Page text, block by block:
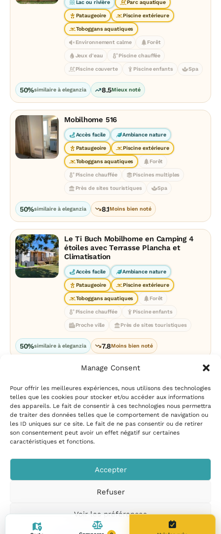
Manage Consent
Pour offrir les meilleures expériences, nous utilisons des technologies
telles que les cookies pour stocker et/ou accéder aux informations
des appareils. Le fait de consentir à ces technologies nous permettra
de traiter des données telles que le comportement de navigation ou
les ID uniques sur ce site. Le fait de ne pas consentir ou de retirer
son consentement peut avoir un effet négatif sur certaines
caractéristiques et fonctions.
Accepter
Refuser
Voir les préférences
Lac ou rivière Parc aquatique
Pataugeoire Piscine extérieure
Toboggans aquatiques
Environnement calme Forêt
Jeux d'eau Piscine chauffée
Piscine couverte Piscine enfants Spa
50%similaire à eleganzia 8.5Mieux noté
Mobilhome 516
Accès facile Ambiance nature
Pataugeoire Piscine extérieure
Toboggans aquatiques Forêt
Piscine chauffée Piscines multiples
Près de sites touristiques Spa
50%similaire à eleganzia 8.1Moins bien noté
Le Ti Buch Mobilhome en Camping 4
étoiles avec Terrasse Plancha et
Climatisation
Accès facile Ambiance nature
Pataugeoire Piscine extérieure
Toboggans aquatiques Forêt
Piscine chauffée Piscine enfants
Proche ville Près de sites touristiques
50%similaire à eleganzia 7.8Moins bien noté
Mentions légales|Politique
de confidentialité
suggestions|Politique de
cookies